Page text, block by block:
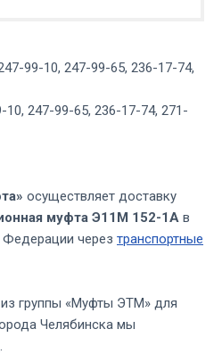
99-10, 247-99-65, 236-17-74,
247-99-65, 236-17-74, 271-
осуществляет доставку
муфта Э11М 152-1А в
через транспортные
группы «Муфты ЭТМ» для
Челябинска мы
.